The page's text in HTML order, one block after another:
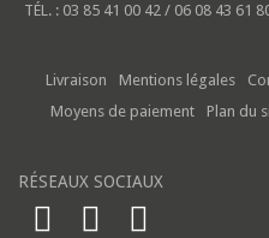
TÉL. : 03 85 41 00 42 / 06 08 43 61
Livraison Mentions légales
Moyens de paiement
Plan du
RÉSEAUX SOCIAUX